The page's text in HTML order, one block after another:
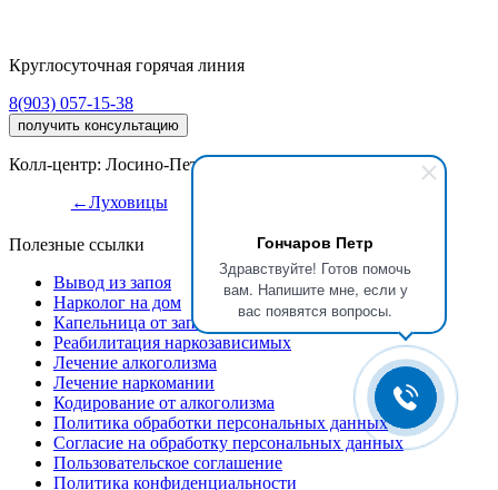
Гончаров Петр
Здравствуйте! Готов помочь
вам. Напишите мне, если у
вас появятся вопросы.
Круглосуточная горячая линия
8(903) 057-15-38
получить консультацию
Колл-центр: Лосино-Петровский, ул. Горького, 2
←Луховицы
Полезные ссылки
Вывод из запоя
Нарколог на дом
Капельница от запоя
Реабилитация наркозависимых
Лечение алкоголизма
Лечение наркомании
Кодирование от алкоголизма
Политика обработки персональных данных
Согласие на обработку персональных данных
Пользовательское соглашение
Политика конфиденциальности